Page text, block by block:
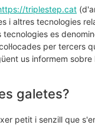
triplestep.cat
i altres tecnologies
es
per tercers
us informem
galetes?
petit i senzill que